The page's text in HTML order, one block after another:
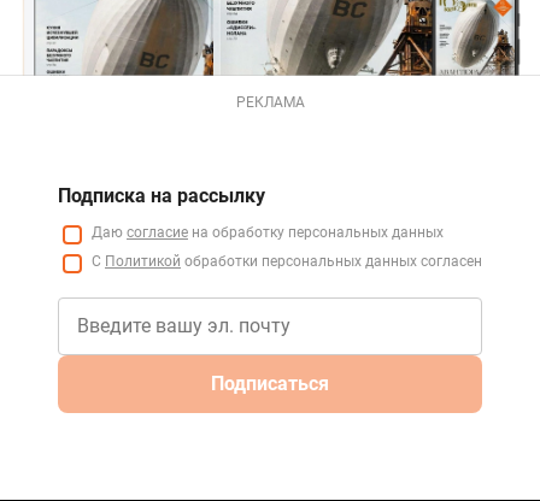
РЕКЛАМА
Подписка на рассылку
Даю согласие на обработку персональных данных
С Политикой обработки персональных данных согласен
Подписаться